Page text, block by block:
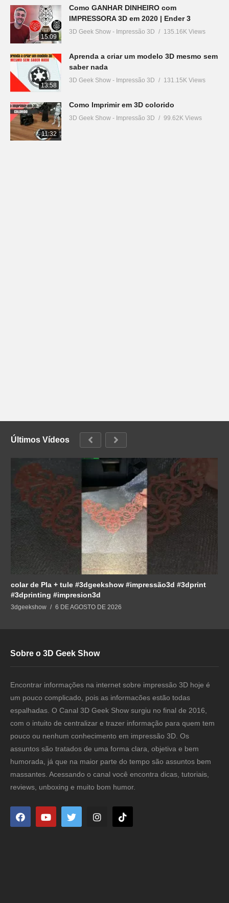
15:09
Como GANHAR DINHEIRO com
IMPRESSORA 3D em 2020 | Ender 3
3D Geek Show - Impressão 3D 135.16K Views
13:58
Aprenda a criar um modelo 3D mesmo sem
saber nada
3D Geek Show - Impressão 3D 131.15K Views
11:32
Como Imprimir em 3D colorido
3D Geek Show - Impressão 3D 99.62K Views
Últimos Vídeos
colar de Pla + tule #3dgeekshow #impressão3d #3dprint
#3dprinting #impresion3d
3dgeekshow 6 DE AGOSTO DE 2026
Sobre o 3D Geek Show
Encontrar informações na internet sobre impressão 3D hoje é
um pouco complicado, pois as informacões estão todas
espalhadas. O Canal 3D Geek Show surgiu no final de 2016,
com o intuito de centralizar e trazer informação para quem tem
pouco ou nenhum conhecimento em impressão 3D. Os
assuntos são tratados de uma forma clara, objetiva e bem
humorada, já que na maior parte do tempo são assuntos bem
massantes. Acessando o canal você encontra dicas, tutoriais,
reviews, unboxing e muito bom humor.